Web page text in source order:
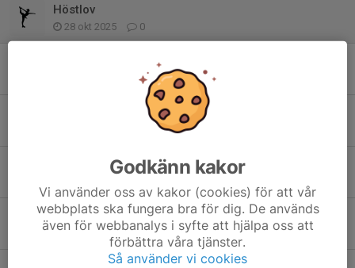
Höstlov
28 okt 2025 0
Ingen träning under sportlovet!
0
Konståkningsskolan VT25
Show bakar!
Ingen träning under höstlovet!
27 okt 2024 0
Godkänn kakor
Vi använder oss av kakor (cookies) för att vår
webbplats ska fungera bra för dig. De används
även för webbanalys i syfte att hjälpa oss att
förbättra våra tjänster.
Så använder vi cookies